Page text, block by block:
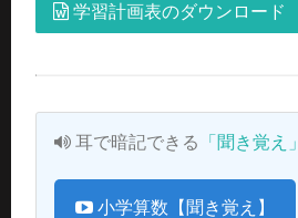
学習計画表のダウンロード
耳で暗記できる 「聞き覚え」
小学算数【聞き覚え】